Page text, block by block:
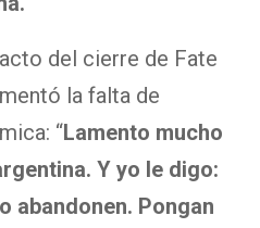
del cierre de Fate
la falta de
“Lamento mucho
Y yo le digo:
abandonen. Pongan